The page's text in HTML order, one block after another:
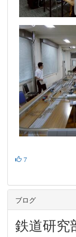
7
ブログ
鉄道研究